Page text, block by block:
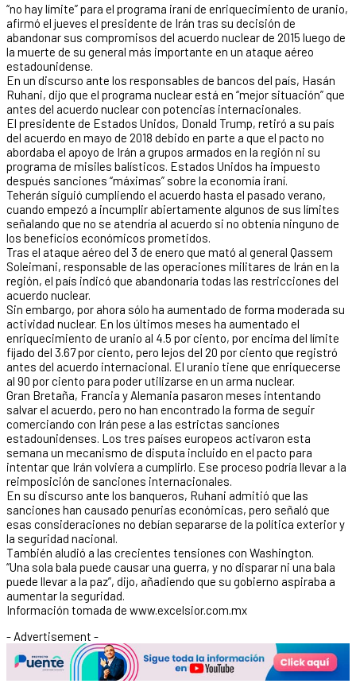
“no hay límite” para el programa iraní de enriquecimiento de uranio,
afirmó el jueves el presidente de Irán tras su decisión de
abandonar sus compromisos del acuerdo nuclear de 2015 luego de
la muerte de su general más importante en un ataque aéreo
estadounidense.
En un discurso ante los responsables de bancos del país, Hasán
Ruhani, dijo que el programa nuclear está en “mejor situación” que
antes del acuerdo nuclear con potencias internacionales.
El presidente de Estados Unidos, Donald Trump, retiró a su país
del acuerdo en mayo de 2018 debido en parte a que el pacto no
abordaba el apoyo de Irán a grupos armados en la región ni su
programa de misiles balísticos. Estados Unidos ha impuesto
después sanciones “máximas” sobre la economía iraní.
Teherán siguió cumpliendo el acuerdo hasta el pasado verano,
cuando empezó a incumplir abiertamente algunos de sus límites
señalando que no se atendría al acuerdo si no obtenía ninguno de
los beneficios económicos prometidos.
Tras el ataque aéreo del 3 de enero que mató al general Qassem
Soleimani, responsable de las operaciones militares de Irán en la
región, el país indicó que abandonaría todas las restricciones del
acuerdo nuclear.
Sin embargo, por ahora sólo ha aumentado de forma moderada su
actividad nuclear. En los últimos meses ha aumentado el
enriquecimiento de uranio al 4.5 por ciento, por encima del límite
fijado del 3.67 por ciento, pero lejos del 20 por ciento que registró
antes del acuerdo internacional. El uranio tiene que enriquecerse
al 90 por ciento para poder utilizarse en un arma nuclear.
Gran Bretaña, Francia y Alemania pasaron meses intentando
salvar el acuerdo, pero no han encontrado la forma de seguir
comerciando con Irán pese a las estrictas sanciones
estadounidenses. Los tres países europeos activaron esta
semana un mecanismo de disputa incluido en el pacto para
intentar que Irán volviera a cumplirlo. Ese proceso podría llevar a la
reimposición de sanciones internacionales.
En su discurso ante los banqueros, Ruhani admitió que las
sanciones han causado penurias económicas, pero señaló que
esas consideraciones no debían separarse de la política exterior y
la seguridad nacional.
También aludió a las crecientes tensiones con Washington.
“Una sola bala puede causar una guerra, y no disparar ni una bala
puede llevar a la paz”, dijo, añadiendo que su gobierno aspiraba a
aumentar la seguridad.
Información tomada de www.excelsior.com.mx
- Advertisement -